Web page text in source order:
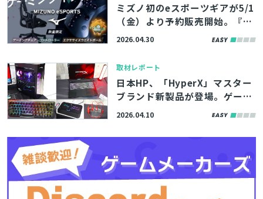
ミズノ初のeスポーツギアが5/1
（金）より予約販売開始。『ス
ト6』コラボのゲーミングチェ
2026.04.30
取材レポート
日本HP、「HyperX」マスター
ブランド新製品が登場。ゲーミ
ングPC最上位機「OMEN MAX 4
ーボード「Origins 2 Pro」な
2026.04.10